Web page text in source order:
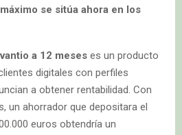
se sitúa ahora en los
a 12 meses es un producto
digitales con perfiles
a obtener rentabilidad. Con
un ahorrador que depositara el
euros obtendría un